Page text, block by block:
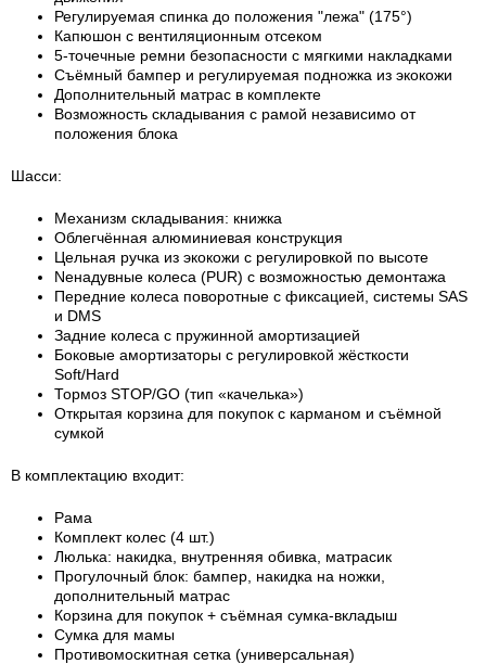
Регулируемая спинка до положения "лежа" (175°)
Капюшон с вентиляционным отсеком
5-точечные ремни безопасности с мягкими накладками
Съёмный бампер и регулируемая подножка из экокожи
Дополнительный матрас в комплекте
Возможность складывания с рамой независимо от
положения блока
Шасси:
Механизм складывания: книжка
Облегчённая алюминиевая конструкция
Цельная ручка из экокожи с регулировкой по высоте
Nенадувные колеса (PUR) с возможностью демонтажа
Передние колеса поворотные с фиксацией, системы SAS
и DMS
Задние колеса с пружинной амортизацией
Боковые амортизаторы с регулировкой жёсткости
Soft/Hard
Тормоз STOP/GO (тип «качелька»)
Открытая корзина для покупок с карманом и съёмной
сумкой
В комплектацию входит:
Рама
Комплект колес (4 шт.)
Люлька: накидка, внутренняя обивка, матрасик
Прогулочный блок: бампер, накидка на ножки,
дополнительный матрас
Корзина для покупок + съёмная сумка-вкладыш
Сумка для мамы
Противомоскитная сетка (универсальная)